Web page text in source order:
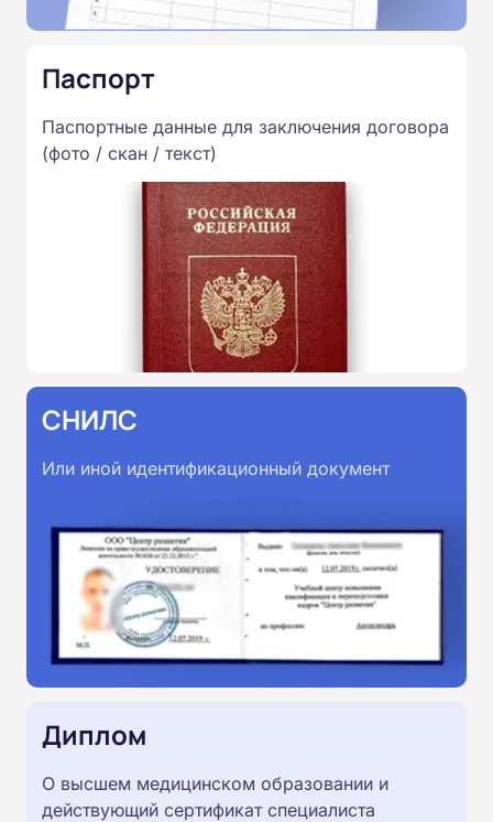
Паспорт
Паспортные данные для заключения договора
(фото / скан / текст)
СНИЛС
Или иной идентификационный документ
Диплом
О высшем медицинском образовании и
действующий сертификат специалиста